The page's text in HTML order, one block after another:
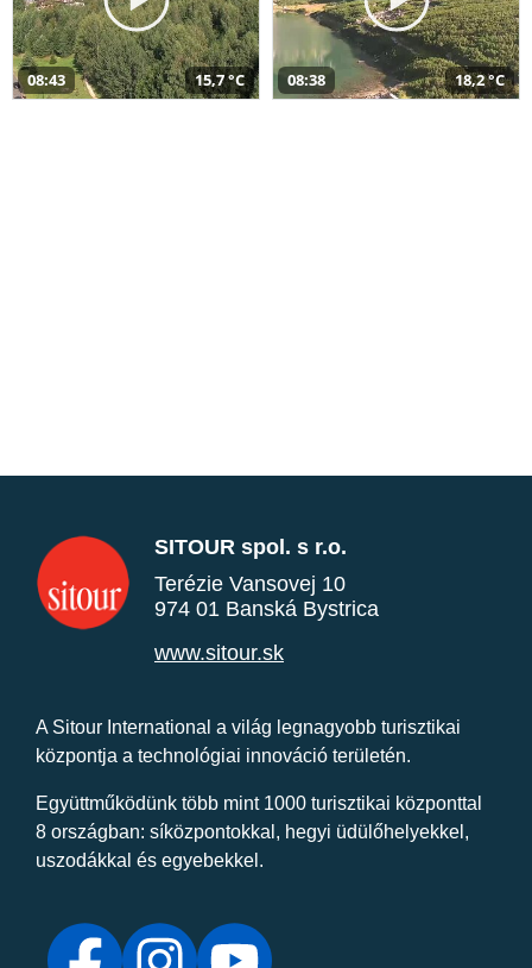
08:43 15,7 °C 08:38 18,2 °C
SITOUR spol. s r.o.
Terézie Vansovej 10
974 01 Banská Bystrica
www.sitour.sk
A Sitour International a világ legnagyobb turisztikai
központja a technológiai innováció területén.
Együttműködünk több mint 1000 turisztikai központtal
8 országban: síközpontokkal, hegyi üdülőhelyekkel,
uszodákkal és egyebekkel.